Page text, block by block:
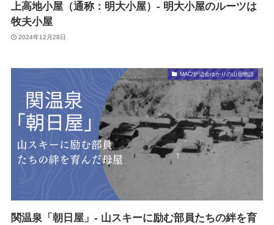
上高地小屋（通称：明大小屋）- 明大小屋のルーツは
牧夫小屋
2024年12月28日
MAC/炉辺会ゆかりの山宿物語
関温泉「朝日屋」- 山スキーに励む部員たちの絆を育